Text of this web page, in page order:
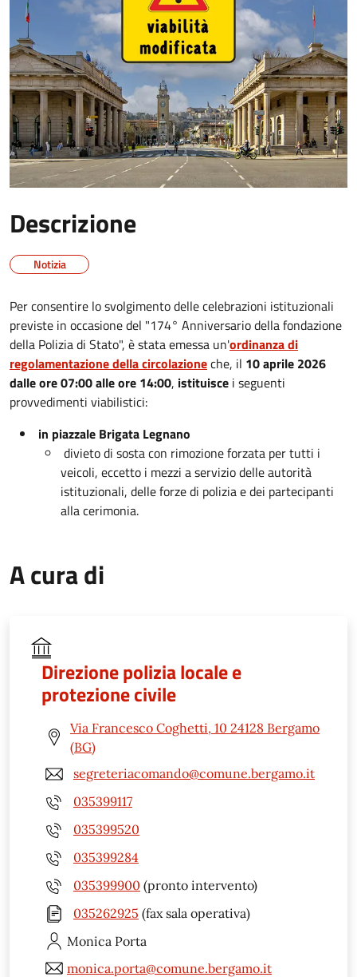
Descrizione
Notizia
Per consentire lo svolgimento delle celebrazioni istituzionali
previste in occasione del "174° Anniversario della fondazione
della Polizia di Stato", è stata emessa un'ordinanza di
regolamentazione della circolazioneche, il 10 aprile 2026
dalle ore 07:00 alle ore 14:00, istituisce i seguenti
provvedimenti viabilistici:
in piazzale Brigata Legnano
divieto di sosta con rimozione forzata per tutti i
veicoli, eccetto i mezzi a servizio delle autorità
istituzionali, delle forze di polizia e dei partecipanti
alla cerimonia.
A cura di
Direzione polizia locale e
protezione civile
Via Francesco Coghetti, 10 24128 Bergamo
(BG)
segreteriacomando@comune.bergamo.it
035399117
035399520
035399284
035399900 (pronto intervento)
035262925 (fax sala operativa)
Monica Porta
monica.porta@comune.bergamo.it